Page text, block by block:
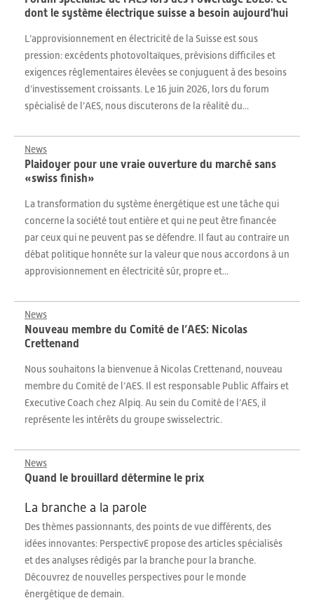
dont le système électrique suisse a besoin aujourd'hui
L’approvisionnement en électricité de la Suisse est sous
pression: excédents photovoltaïques, prévisions difficiles et
exigences réglementaires élevées se conjuguent à des besoins
d’investissement croissants. Le 16 juin 2026, lors du forum
spécialisé de l’AES, nous discuterons de la réalité du...
News
Plaidoyer pour une vraie ouverture du marché sans
«swiss finish»
La transformation du système énergétique est une tâche qui
concerne la société tout entière et qui ne peut être financée
par ceux qui ne peuvent pas se défendre. Il faut au contraire un
débat politique honnête sur la valeur que nous accordons à un
approvisionnement en électricité sûr, propre et...
News
Nouveau membre du Comité de l’AES: Nicolas
Crettenand
Nous souhaitons la bienvenue à Nicolas Crettenand, nouveau
membre du Comité de l’AES. Il est responsable Public Affairs et
Executive Coach chez Alpiq. Au sein du Comité de l’AES, il
représente les intérêts du groupe swisselectric.
News
Quand le brouillard détermine le prix
La branche a la parole
Des thèmes passionnants, des points de vue différents, des
idées innovantes: PerspectivE propose des articles spécialisés
et des analyses rédigés par la branche pour la branche.
Découvrez de nouvelles perspectives pour le monde
énergétique de demain.